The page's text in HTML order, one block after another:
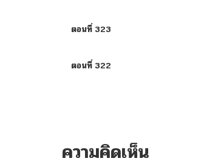
ตอนที่ 323
ตอนที่ 322
ความคิดเห็น